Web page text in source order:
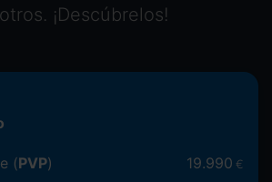
¡Descúbrelos!
(PVP) 19.990 €